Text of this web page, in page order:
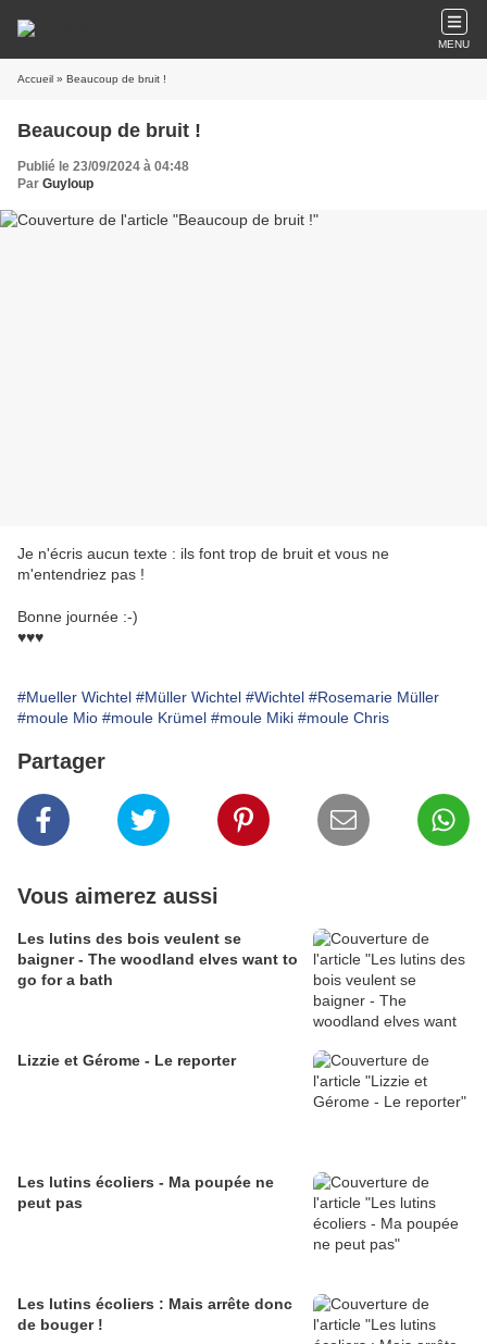
MENU
Accueil » Beaucoup de bruit !
Beaucoup de bruit !
Publié le 23/09/2024 à 04:48
Par Guyloup
Je n'écris aucun texte : ils font trop de bruit et vous ne
m'entendriez pas !
Bonne journée :-)
♥♥♥
#Mueller Wichtel #Müller Wichtel #Wichtel #Rosemarie Müller
#moule Mio #moule Krümel #moule Miki #moule Chris
Partager
Vous aimerez aussi
Les lutins des bois veulent se
baigner - The woodland elves want to
go for a bath
Lizzie et Gérome - Le reporter
Les lutins écoliers - Ma poupée ne
peut pas
Les lutins écoliers : Mais arrête donc
de bouger !